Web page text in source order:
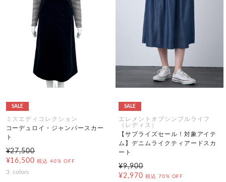
SALE
ミスエディコレクション
コーデュロイ・ジャンパースカー
ト
¥27,500
¥16,500 税込 40% OFF
3 colors
SALE
エレメントオブシンプルライフ
（レディス）
【サプライズセール！対象アイテ
ム】デニムライクティアードスカ
ート
¥9,900
¥2,970 税込 70% OFF